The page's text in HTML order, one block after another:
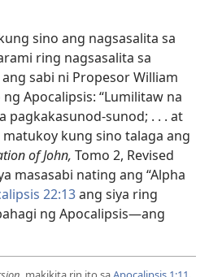
sino ang nagsasalita sa
ring nagsasalita sa
sabi ni Propesor William
Apocalipsis: “Lumilitaw na
pagkakasunod-sunod; . . . at
kung sino talaga ang
of John, Tomo 2, Revised
masasabi nating ang “Alpha
22:13ang siya ring
ng Apocalipsis—ang